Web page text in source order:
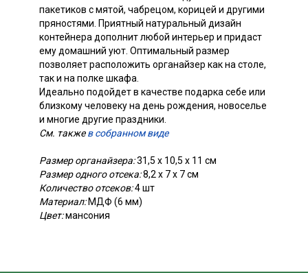
пакетиков с мятой, чабрецом, корицей и другими
пряностями. Приятный натуральный дизайн
контейнера дополнит любой интерьер и придаст
ему домашний уют. Оптимальный размер
позволяет расположить органайзер как на столе,
так и на полке шкафа.
Идеально подойдет в качестве подарка себе или
близкому человеку на день рождения, новоселье
и многие другие праздники.
См. такжев собранном виде
Размер органайзера:31,5 х 10,5 х 11 см
Размер одного отсека:8,2 х 7 х 7 см
Количество отсеков:4 шт
Материал:МДФ (6 мм)
Цвет:мансония